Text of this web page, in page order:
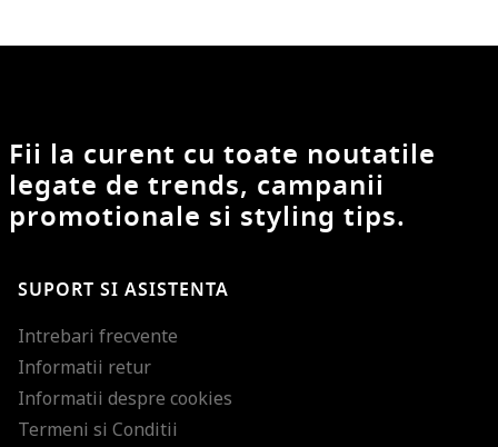
Fii la curent cu toate noutatile
legate de trends, campanii
promotionale si styling tips.
SUPORT SI ASISTENTA
Intrebari frecvente
Informatii retur
Informatii despre cookies
Termeni si Conditii